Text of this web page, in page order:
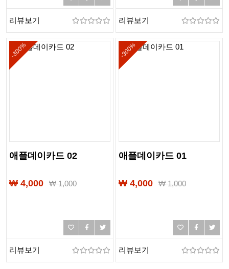
리뷰보기 리뷰보기
-300%
애플데이카드 02
₩ 4,000 ₩1,000
리뷰보기
-300%
애플데이카드 01
₩ 4,000 ₩1,000
리뷰보기